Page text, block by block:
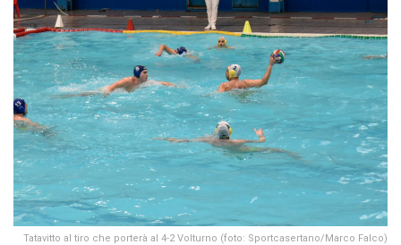
Tatavitto al tiro che porterà al 4-2 Volturno (foto: Sportcasertano/Marco Falco)